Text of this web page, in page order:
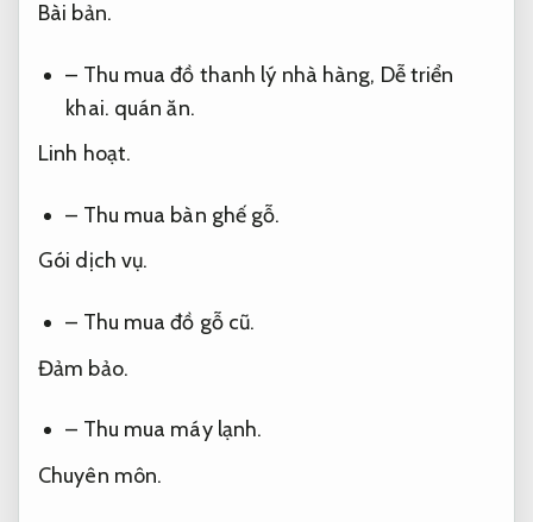
Bài bản.
– Thu mua đồ thanh lý nhà hàng, Dễ triển
khai. quán ăn.
Linh hoạt.
– Thu mua bàn ghế gỗ.
Gói dịch vụ.
– Thu mua đồ gỗ cũ.
Đảm bảo.
– Thu mua máy lạnh.
Chuyên môn.